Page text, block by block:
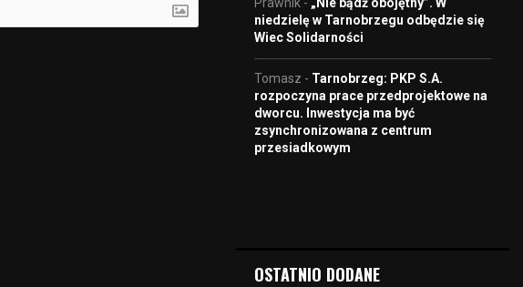
niedzielę w Tarnobrzegu odbędzie się
Wiec Solidarności
Tomasz - Tarnobrzeg: PKP S.A.
rozpoczyna prace przedprojektowe na
dworcu. Inwestycja ma być
zsynchronizowana z centrum
przesiadkowym
OSTATNIO DODANE